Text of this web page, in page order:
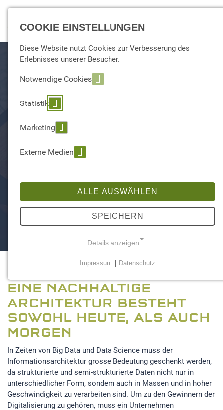
ARCHITEKTUR
Das Fundament aller Auswertungen
EINE NACHHALTIGE
ARCHITEKTUR BESTEHT
SOWOHL HEUTE, ALS AUCH
MORGEN
In Zeiten von Big Data und Data Science muss der
Informationsarchitektur grosse Bedeutung geschenkt werden,
da strukturierte und semi-strukturierte Daten nicht nur in
unterschiedlicher Form, sondern auch in Massen und in hoher
Geschwindigkeit zu verarbeiten sind. Um zu den Gewinnern der
Digitalisierung zu gehören, muss ein Unternehmen
COOKIE EINSTELLUNGEN
Diese Website nutzt Cookies zur Verbesserung des
Erlebnisses unserer Besucher.
Notwendige Cookies
Statistik
Marketing
Externe Medien
ALLE AUSWÄHLEN
SPEICHERN
Details anzeigen
Notwendige Cookies ermöglichen grundlegende
Funktionen und sind für die einwandfreie Funktion der
Website erforderlich.
Einverständnis-Cookie
Name:
cookie_consent
Zweck:
Dieser Cookie speichert die ausgewählten
Einverständnis-Optionen des Benutzers
Impressum Datenschutz